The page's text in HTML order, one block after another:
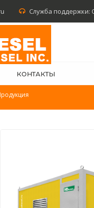
Служба поддержки:
КОНТАКТЫ